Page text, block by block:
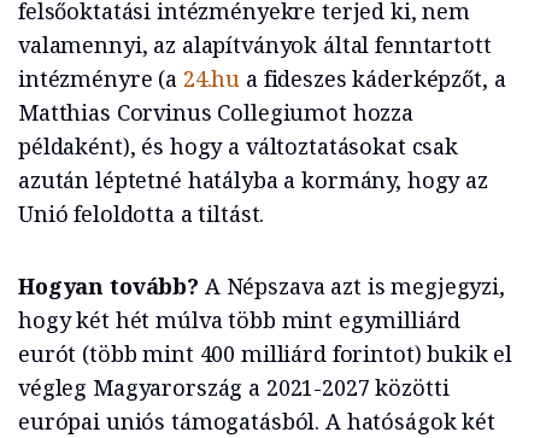
felsőoktatási intézményekre terjed ki, nem
valamennyi, az alapítványok által fenntartott
intézményre (a 24.hu a fideszes káderképzőt, a
Matthias Corvinus Collegiumot hozza
példaként), és hogy a változtatásokat csak
azután léptetné hatályba a kormány, hogy az
Unió feloldotta a tiltást.
Hogyan tovább? A Népszava azt is megjegyzi,
hogy két hét múlva több mint egymilliárd
eurót (több mint 400 milliárd forintot) bukik el
végleg Magyarország a 2021-2027 közötti
európai uniós támogatásból. A hatóságok két